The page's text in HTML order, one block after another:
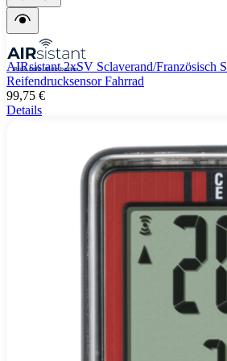
AIRsistant 2xSV Sclaverand/Französisch
Reifendrucksensor Fahrrad
99,75 €
Details